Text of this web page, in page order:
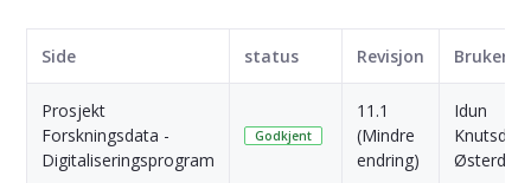
Side status Revisjon Bruker
Prosjekt
Forskningsdata -
Digitaliseringsprogram
Godkjent
11.1
(Mindre
endring)
Idun
Østerdal